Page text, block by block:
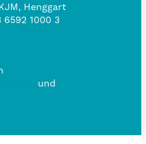
Henggart
6592 1000 3
und